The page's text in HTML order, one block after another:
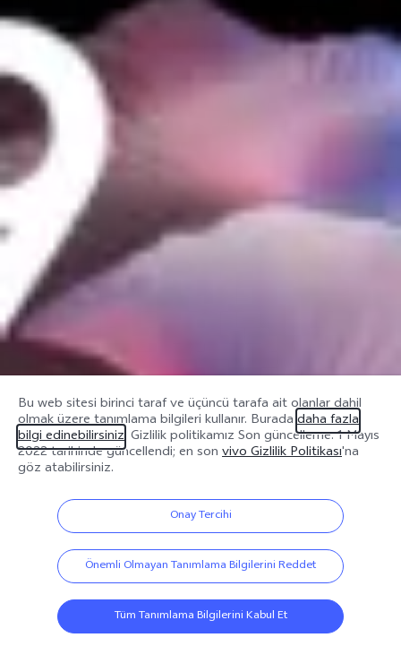
Bu web sitesi birinci taraf ve üçüncü tarafa ait olanlar dahil
olmak üzere tanımlama bilgileri kullanır. Burada daha fazla
bilgi edinebilirsiniz . Gizlilik politikamız Son güncelleme: 1 Mayıs
2022tarihinde güncellendi; en son vivo Gizlilik Politikası'na
göz atabilirsiniz.
Onay Tercihi
Önemli Olmayan Tanımlama Bilgilerini Reddet
Tüm Tanımlama Bilgilerini Kabul Et